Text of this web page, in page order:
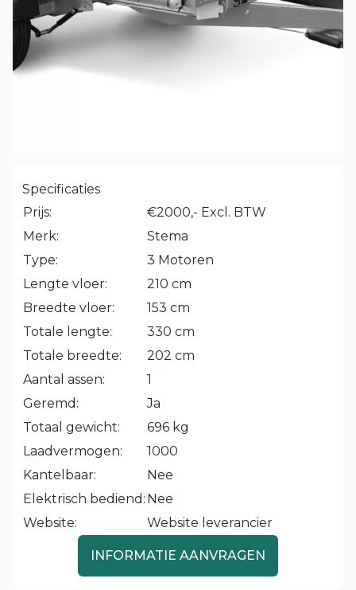
Specificaties
Prijs:
€2000,- Excl. BTW
Merk:
Stema
Type:
3 Motoren
Lengte vloer:
210 cm
Breedte vloer:
153 cm
Totale lengte:
330 cm
Totale breedte:
202 cm
Aantal assen:
1
Geremd:
Ja
Totaal gewicht:
696 kg
Laadvermogen:
1000
Kantelbaar:
Nee
Elektrisch bediend: Nee
Website:
Website leverancier
INFORMATIE AANVRAGEN